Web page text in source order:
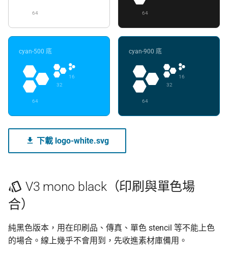
64 64
cyan-500 底
64
32
16
cyan-900 底
64
32
16
下載 logo-white.svg
V3 mono black（印刷與單色場
合）
純黑色版本，用在印刷品、傳真、單色 stencil 等不能上色
的場合。線上幾乎不會用到，先收進素材庫備用。